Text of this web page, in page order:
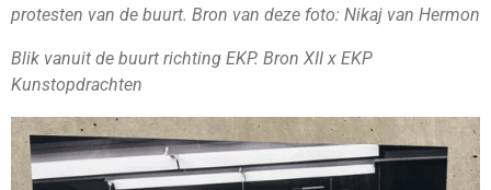
protesten van de buurt. Bron van deze foto: Nikaj van Hermon
Blik vanuit de buurt richting EKP. Bron XII x EKP
Kunstopdrachten